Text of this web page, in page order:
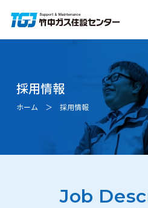
採用情報
ホーム 採用情報
Job